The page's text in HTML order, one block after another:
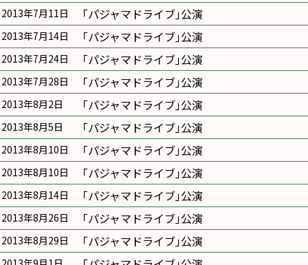
2013年7月11日 ｢パジャマドライブ｣公演
2013年7月14日 ｢パジャマドライブ｣公演
2013年7月24日 ｢パジャマドライブ｣公演
2013年7月28日 ｢パジャマドライブ｣公演
2013年8月2日 ｢パジャマドライブ｣公演
2013年8月5日 ｢パジャマドライブ｣公演
2013年8月10日 ｢パジャマドライブ｣公演
2013年8月10日 ｢パジャマドライブ｣公演
2013年8月14日 ｢パジャマドライブ｣公演
2013年8月26日 ｢パジャマドライブ｣公演
2013年8月29日 ｢パジャマドライブ｣公演